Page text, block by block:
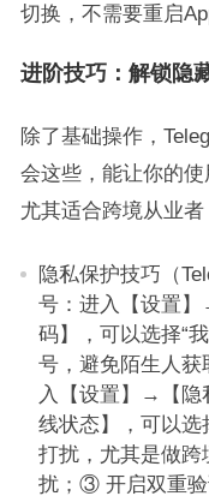
切换，不需要重启
进阶技巧：解锁隐
除了基础操作，
会这些，能让你的使
尤其适合跨境从业者
隐私保护技巧（
号：进入【设置
码】，可以选择“
号，避免陌生人
入【设置】→【隐
线状态】，可以选
打扰，尤其是做跨
扰；③ 开启双重